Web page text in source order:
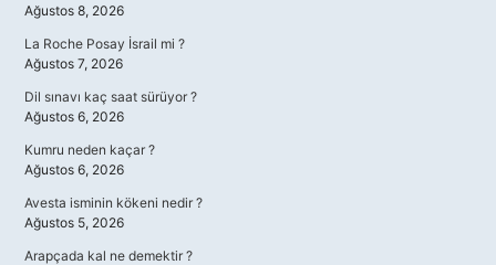
Ağustos 8, 2026
La Roche Posay İsrail mi ?
Ağustos 7, 2026
Dil sınavı kaç saat sürüyor ?
Ağustos 6, 2026
Kumru neden kaçar ?
Ağustos 6, 2026
Avesta isminin kökeni nedir ?
Ağustos 5, 2026
Arapçada kal ne demektir ?